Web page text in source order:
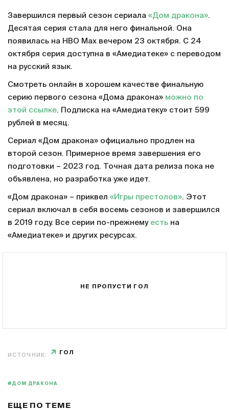
Завершился первый сезон сериала «Дом дракона».
Десятая серия стала для него финальной. Она
появилась на HBO Max вечером 23 октября. С 24
октября серия доступна в «Амедиатеке» с переводом
на русский язык.
Смотреть онлайн в хорошем качестве финальную
серию первого сезона «Дома дракона» можно по
этой ссылке. Подписка на «Амедиатеку» стоит 599
рублей в месяц.
Сериал «Дом дракона» официально продлен на
второй сезон. Примерное время завершения его
подготовки – 2023 год. Точная дата релиза пока не
объявлена, но разработка уже идет.
«Дом дракона» – приквел «Игры престолов». Этот
сериал включал в себя восемь сезонов и завершился
в 2019 году. Все серии по-прежнему есть на
«Амедиатеке» и других ресурсах.
НЕ ПРОПУСТИ ГОЛ
ИСТОЧНИК: ГОЛ
#ДОМ ДРАКОНА
ЕЩЕ ПО ТЕМЕ